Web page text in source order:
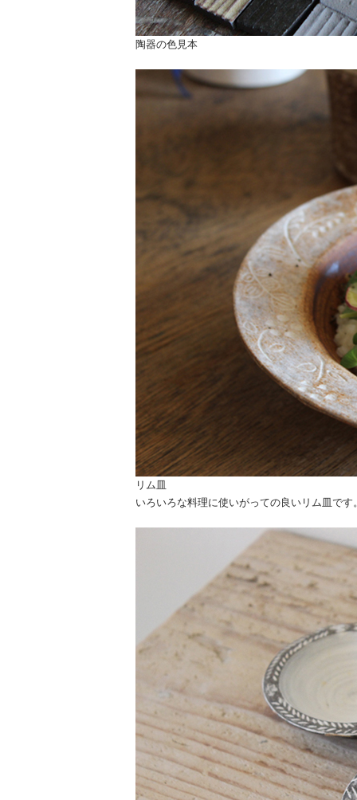
陶器の色見本
リム皿
いろいろな料理に使いがっての良いリム皿です